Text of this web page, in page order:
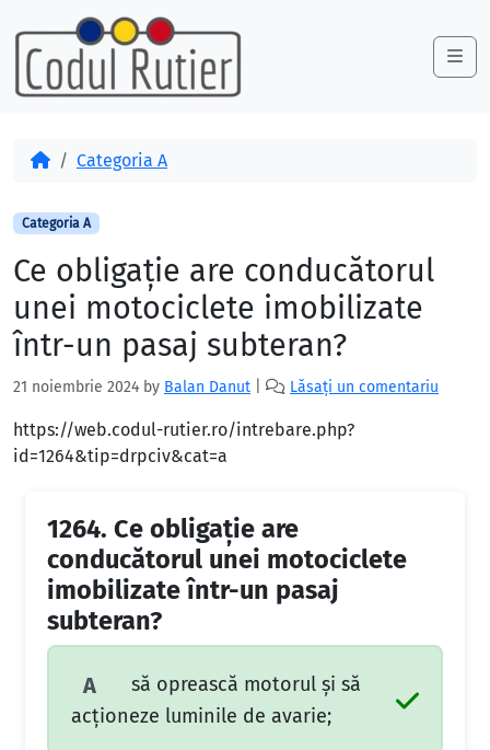
Skip to content
Skip to footer
AcasăCategoria A
Categoria A
Ce obligaţie are conducătorul
unei motociclete imobilizate
într-un pasaj subteran?
21 noiembrie 2024 by Balan Danut Lăsați un comentariu
https://web.codul-rutier.ro/intrebare.php?
id=1264&tip=drpciv&cat=a
1264. Ce obligaţie are
conducătorul unei motociclete
imobilizate într-un pasaj
subteran?
A
să oprească motorul şi să
acţioneze luminile de avarie;